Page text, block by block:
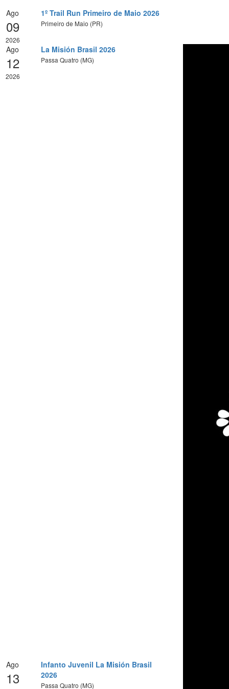
Ago
09
2026
1º Trail Run Primeiro de Maio 2026
Primeiro de Maio (PR)
Ago
12
2026
La Misión Brasil 2026
Passa Quatro (MG)
Ago
13
Infanto Juvenil La Misión Brasil
2026
Passa Quatro (MG)